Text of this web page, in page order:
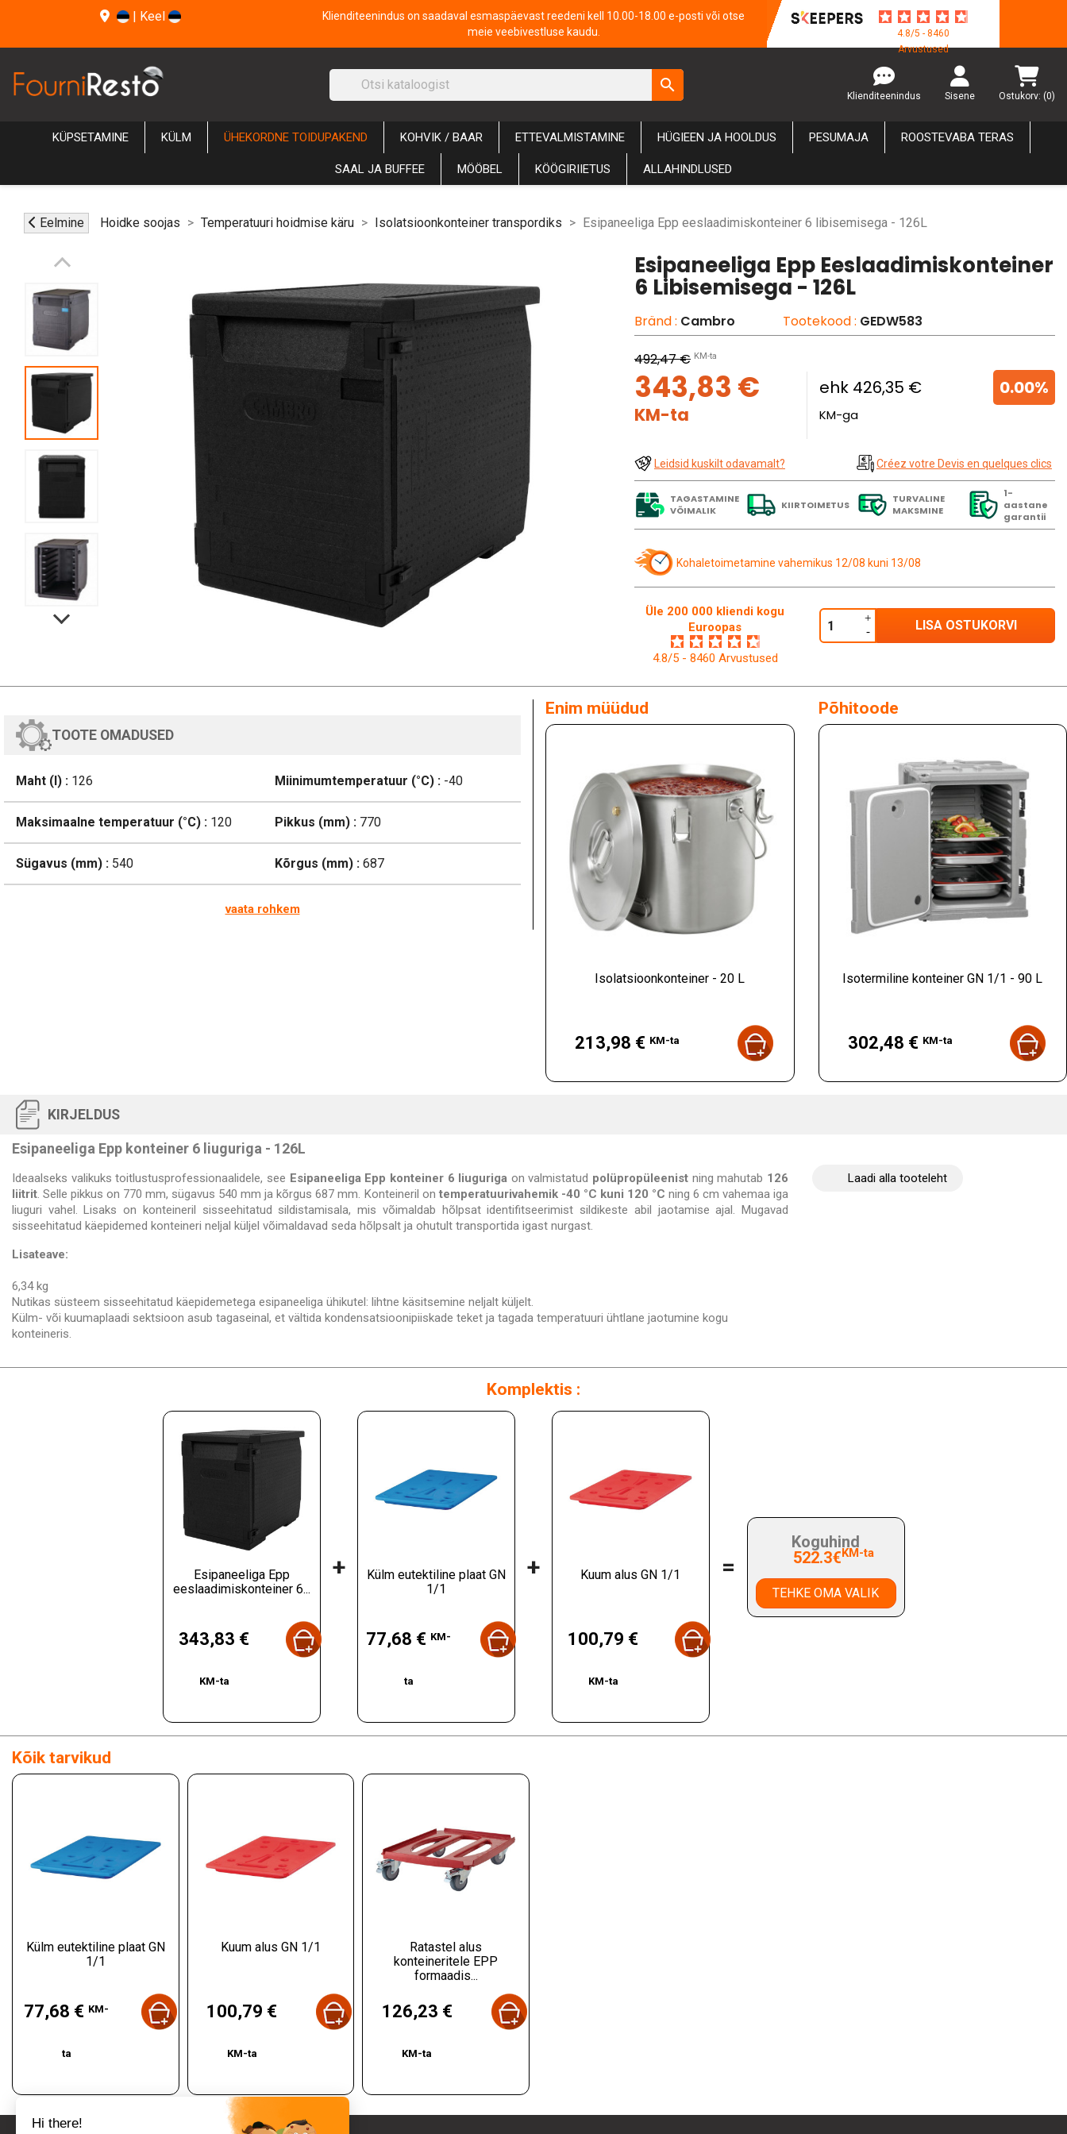
| Keel
Klienditeenindus on saadaval esmaspäevast reedeni kell 10.00-18.00 e-posti või otse
meie veebivestluse kaudu.
4.8/5 - 8460
Arvustused
search
Klienditeenindus Sisene Ostukorv: (0)
KÜPSETAMINE KÜLM ÜHEKORDNE TOIDUPAKEND KOHVIK / BAAR ETTEVALMISTAMINE HÜGIEEN JA HOOLDUS PESUMAJA ROOSTEVABA TERAS
SAAL JA BUFFEE MÖÖBEL KÖÖGIRIIETUS ALLAHINDLUSED
Eelmine Hoidke soojas Temperatuuri hoidmise käru Isolatsioonkonteiner transpordiks Esipaneeliga Epp eeslaadimiskonteiner 6 libisemisega - 126L
Esipaneeliga Epp Eeslaadimiskonteiner
6 Libisemisega - 126L
Bränd : Cambro Tootekood : GEDW583
492,47 € KM-ta
343,83 €
KM-ta
ehk 426,35 €
KM-ga
0.00%
Leidsid kuskilt odavamalt? Créez votre Devis en quelques clics
TAGASTAMINE
VÕIMALIK
KIIRTOIMETUS
TURVALINE
MAKSMINE
1-
aastane
garantii
Kohaletoimetamine vahemikus 12/08 kuni 13/08
Üle 200 000 kliendi kogu
Euroopas
4.8/5 - 8460 Arvustused
LISA OSTUKORVI
TOOTE OMADUSED
Maht (l) : 126 Miinimumtemperatuur (°C) :-40
Maksimaalne temperatuur (°C) : 120 Pikkus (mm) :770
Sügavus (mm) : 540 Kõrgus (mm) :687
vaata rohkem
Enim müüdud
Isolatsioonkonteiner - 20 L
213,98 € KM-ta
Põhitoode
Isotermiline konteiner GN 1/1 - 90 L
302,48 € KM-ta
KIRJELDUS
Esipaneeliga Epp konteiner 6 liuguriga - 126L
Ideaalseks valikuks toitlustusprofessionaalidele, see Esipaneeliga Epp konteiner 6 liuguriga on valmistatud polüpropüleenist ning mahutab 126
liitrit. Selle pikkus on 770 mm, sügavus 540 mm ja kõrgus 687 mm. Konteineril on temperatuurivahemik -40 °C kuni 120 °C ning 6 cm vahemaa iga
liuguri vahel. Lisaks on konteineril sisseehitatud sildistamisala, mis võimaldab hõlpsat identifitseerimist sildikeste abil jaotamise ajal. Mugavad
sisseehitatud käepidemed konteineri neljal küljel võimaldavad seda hõlpsalt ja ohutult transportida igast nurgast.
Lisateave:
6,34 kg
Nutikas süsteem sisseehitatud käepidemetega esipaneeliga ühikutel: lihtne käsitsemine neljalt küljelt.
Külm- või kuumaplaadi sektsioon asub tagaseinal, et vältida kondensatsioonipiiskade teket ja tagada temperatuuri ühtlane jaotumine kogu
konteineris.
Laadi alla tooteleht
Komplektis :
Esipaneeliga Epp
eeslaadimiskonteiner 6...
343,83 €
KM-ta
+
Külm eutektiline plaat GN
1/1
77,68 € KM-
ta
+ Kuum alus GN 1/1
100,79 €
KM-ta
=
Koguhind
522.3€KM-ta
TEHKE OMA VALIK
Kõik tarvikud
Külm eutektiline plaat GN
1/1
77,68 € KM-
ta
Kuum alus GN 1/1
100,79 €
KM-ta
Ratastel alus
konteineritele EPP
formaadis...
126,23 €
KM-ta